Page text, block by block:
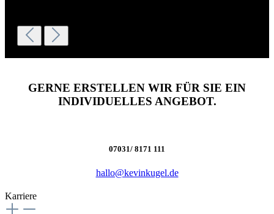
GERNE ERSTELLEN WIR FÜR SIE EIN
INDIVIDUELLES ANGEBOT.
07031/ 8171 111
hallo@kevinkugel.de
Karriere